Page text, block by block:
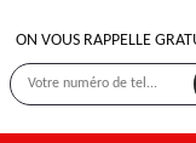
ON VOUS RAPPELLE